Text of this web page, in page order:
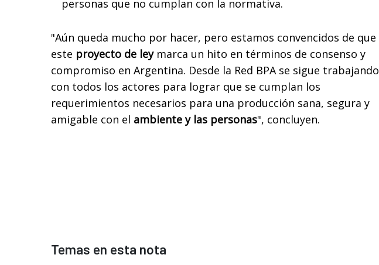
personas que no cumplan con la normativa.
"Aún queda mucho por hacer, pero estamos convencidos de que
este proyecto de leymarca un hito en términos de consenso y
compromiso en Argentina. Desde la Red BPA se sigue trabajando
con todos los actores para lograr que se cumplan los
requerimientos necesarios para una producción sana, segura y
amigable con el ambiente y las personas", concluyen.
Temas en esta nota